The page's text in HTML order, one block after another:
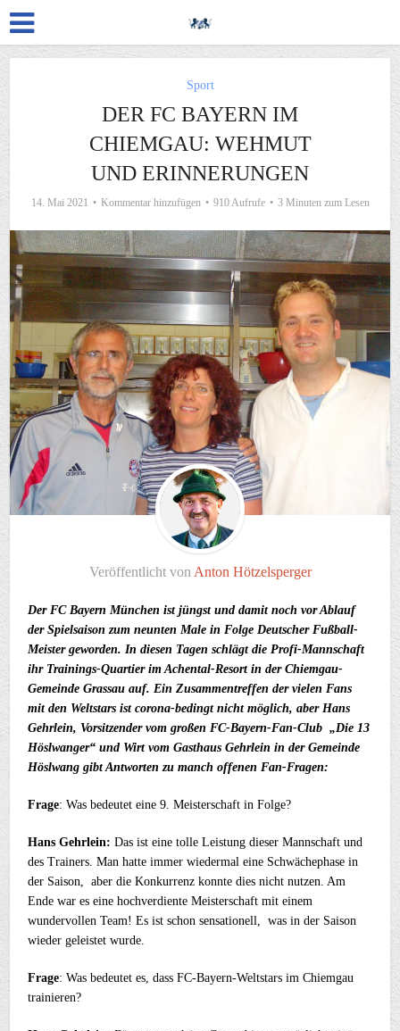
Sport
DER FC BAYERN IM
CHIEMGAU: WEHMUT
UND ERINNERUNGEN
14. Mai 2021 Kommentar hinzufügen 910 Aufrufe 3 Minuten zum Lesen
Veröffentlicht von Anton Hötzelsperger
Der FC Bayern München ist jüngst und damit noch vor Ablauf
der Spielsaison zum neunten Male in Folge Deutscher Fußball-
Meister geworden. In diesen Tagen schlägt die Profi-Mannschaft
ihr Trainings-Quartier im Achental-Resort in der Chiemgau-
Gemeinde Grassau auf. Ein Zusammentreffen der vielen Fans
mit den Weltstars ist corona-bedingt nicht möglich, aber Hans
Gehrlein, Vorsitzender vom großen FC-Bayern-Fan-Club „Die 13
Höslwanger“ und Wirt vom Gasthaus Gehrlein in der Gemeinde
Höslwang gibt Antworten zu manch offenen Fan-Fragen:
Frage: Was bedeutet eine 9. Meisterschaft in Folge?
Hans Gehrlein:Das ist eine tolle Leistung dieser Mannschaft und
des Trainers. Man hatte immer wiedermal eine Schwächephase in
der Saison, aber die Konkurrenz konnte dies nicht nutzen. Am
Ende war es eine hochverdiente Meisterschaft mit einem
wundervollen Team! Es ist schon sensationell, was in der Saison
wieder geleistet wurde.
Frage: Was bedeutet es, dass FC-Bayern-Weltstars im Chiemgau
trainieren?